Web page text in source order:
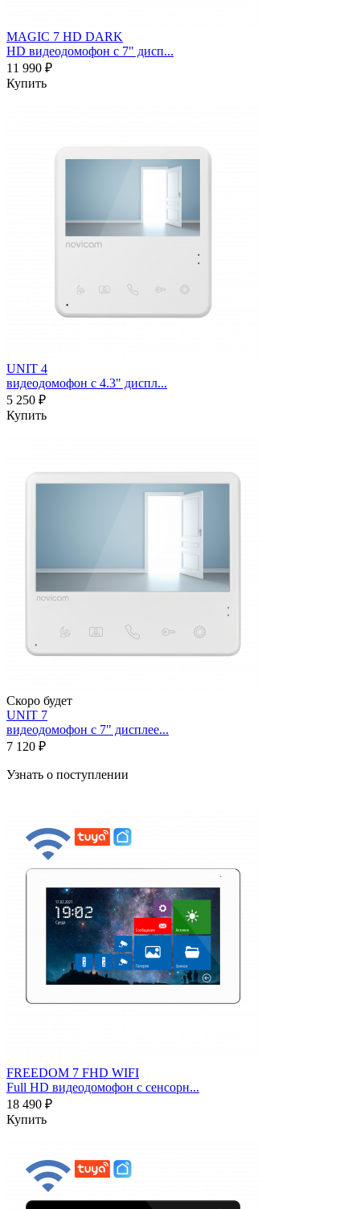
MAGIC 7 HD DARK
HD видеодомофон с 7" дисп...
11 990 ₽
Купить
UNIT 4
видеодомофон с 4.3" диспл...
5 250 ₽
Купить
Скоро будет
UNIT 7
видеодомофон с 7" дисплее...
7 120 ₽
Узнать о поступлении
FREEDOM 7 FHD WIFI
Full HD видеодомофон с сенсорн...
18 490 ₽
Купить